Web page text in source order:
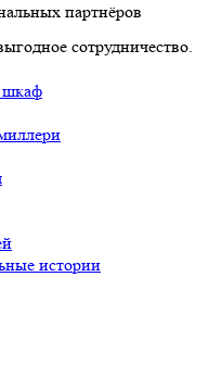
истории
партнёров
сотрудничество.